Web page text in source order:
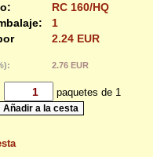
RC 160/HQ
1
2.24 EUR
2.76 EUR
paquetes de 1